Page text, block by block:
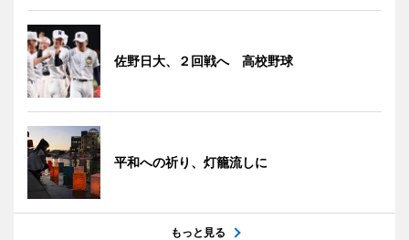
佐野日大、２回戦へ 高校野球
平和への祈り、灯籠流しに
もっと見る